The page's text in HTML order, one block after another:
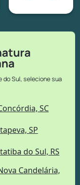
do Sul, selecione sua
SC
SP
do Sul, RS
Candelária,